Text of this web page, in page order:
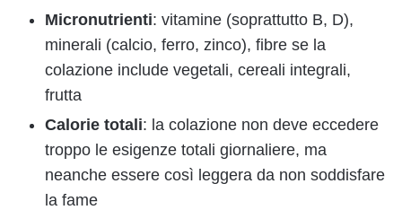
Micronutrienti: vitamine (soprattutto B, D),
minerali (calcio, ferro, zinco), fibre se la
colazione include vegetali, cereali integrali,
frutta
Calorie totali: la colazione non deve eccedere
troppo le esigenze totali giornaliere, ma
neanche essere così leggera da non soddisfare
la fame